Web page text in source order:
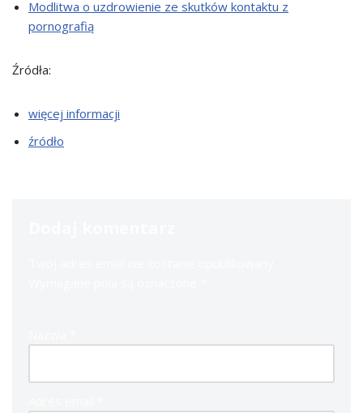
Modlitwa o uzdrowienie ze skutków kontaktu z
pornografią
Źródła:
więcej informacji
źródło